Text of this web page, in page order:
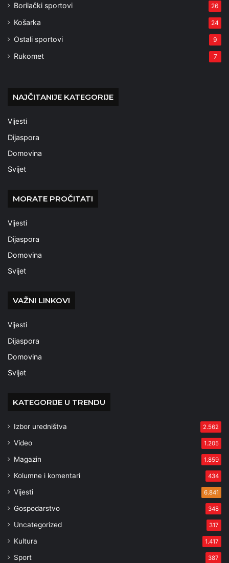
Borilački sportovi 26
Košarka 24
Ostali sportovi 9
Rukomet 7
NAJČITANIJE KATEGORIJE
Vijesti
Dijaspora
Domovina
Svijet
MORATE PROČITATI
Vijesti
Dijaspora
Domovina
Svijet
VAŽNI LINKOVI
Vijesti
Dijaspora
Domovina
Svijet
KATEGORIJE U TRENDU
Izbor uredništva 2.562
Video 1.205
Magazin 1.859
Kolumne i komentari 434
Vijesti 6.841
Gospodarstvo 348
Uncategorized 317
Kultura 1.417
Sport 387